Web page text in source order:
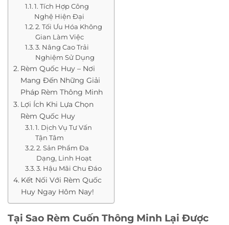
1. Tích Hợp Công
Nghệ Hiện Đại
2. Tối Ưu Hóa Không
Gian Làm Việc
3. Nâng Cao Trải
Nghiệm Sử Dụng
Rèm Quốc Huy – Nơi
Mang Đến Những Giải
Pháp Rèm Thông Minh
Lợi Ích Khi Lựa Chọn
Rèm Quốc Huy
1. Dịch Vụ Tư Vấn
Tận Tâm
2. Sản Phẩm Đa
Dạng, Linh Hoạt
3. Hậu Mãi Chu Đáo
Kết Nối Với Rèm Quốc
Huy Ngay Hôm Nay!
Tại Sao Rèm Cuốn Thông Minh Lại Được